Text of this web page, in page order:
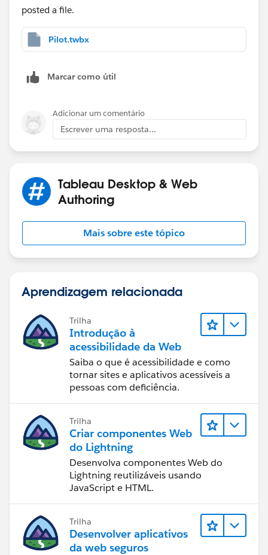
posted a file.
Pilot.twbx
Marcar como útil
Adicionar um comentário
Escrever uma resposta...
Tableau Desktop & Web
Authoring
Mais sobre este tópico
Aprendizagem relacionada
Trilha
Introdução à
acessibilidade da Web
Saiba o que é acessibilidade e como
tornar sites e aplicativos acessíveis a
pessoas com deficiência.
Trilha
Criar componentes Web
do Lightning
Desenvolva componentes Web do
Lightning reutilizáveis usando
JavaScript e HTML.
Trilha
Desenvolver aplicativos
da web seguros